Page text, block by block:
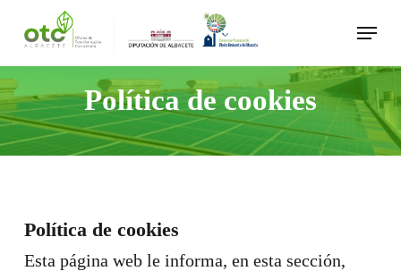
main
content
Menu
Política de cookies
Política de cookies
Esta página web le informa, en esta sección,